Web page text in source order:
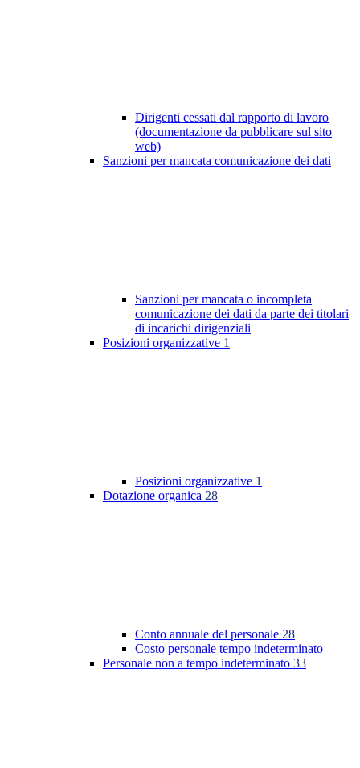
Dirigenti cessati dal rapporto di lavoro
(documentazione da pubblicare sul sito
web)
Sanzioni per mancata comunicazione dei dati
Sanzioni per mancata o incompleta
comunicazione dei dati da parte dei titolari
di incarichi dirigenziali
Posizioni organizzative 1
Posizioni organizzative 1
Dotazione organica 28
Conto annuale del personale 28
Costo personale tempo indeterminato
Personale non a tempo indeterminato 33